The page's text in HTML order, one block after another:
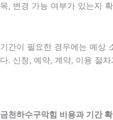
목, 변경 가능 여부가 있는지
기간이 필요한 경우에는 예상
다. 신청, 예약, 계약, 이용 절
금천하수구막힘 비용과 기간